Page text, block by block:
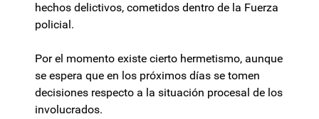
hechos delictivos, cometidos dentro de la Fuerza
policial.
Por el momento existe cierto hermetismo, aunque
se espera que en los próximos días se tomen
decisiones respecto a la situación procesal de los
involucrados.